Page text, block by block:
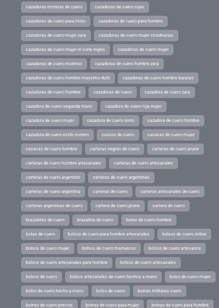
cazadoras moteras de cuero cazadoras de cuero rojas
cazadoras de cuero para moto cazadoras de cuero para hombre
cazadoras de cuero mujer zara cazadoras de cuero mujer stradivarius
cazadoras de cuero mujer el corte ingles cazadoras de cuero mujer
cazadoras de cuero moteras cazadoras de cuero hombre zara
cazadoras de cuero hombre massimo dutti cazadoras de cuero hombre baratas
cazadoras de cuero hombre cazadoras de cuero cazadora de cuero zara
cazadora de cuero segunda mano cazadora de cuero roja mujer
cazadora de cuero mujer cazadora de cuero moto cazadora de cuero hombre
cazadora de cuero estilo motero cascos de cuero casacas de cuero mujer
casacas de cuero hombre carteras negras de cuero carteras de cuero prune
carteras de cuero hombre artesanales carteras de cuero artesanales
carteras de cuero argentino carteras de cuero argentinas
carteras de cuero argentina carteras de cuero carteras artesanales de cuero
carteras argentinas de cuero cartera de cuero prune cartera de cuero
brazaletes de cuero brazalete de cuero botas de cuero hombre
botas de cuero bolsos de cuero para hombre artesanales bolsos de cuero online
bolsos de cuero mujer bolsos de cuero marruecos bolsos de cuero artesanos
bolsos de cuero artesanales para hombre bolsos de cuero artesanales
bolsos de cuero bolsos artesanales de cuero hechos a mano bolso de cuero mujer
bolso de cuero hecho a mano bolso de cuero boinas militares cuero
boinas de cuero precios boinas de cuero para mujer boinas de cuero para hombre